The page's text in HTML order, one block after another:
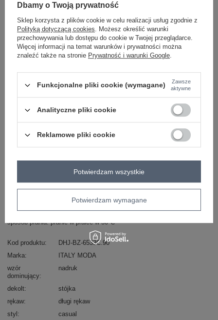
ciemny żółty
One size 2016103134977 -
Zobacz wszystkie kolory (+1)
ZALOGUJ SIĘ I ZOBACZ CENĘ
Pomarańczowa damska bluzka na co dzień Lina
skład materiału: 95% poliester, 5% elastan
sposób prania: pranie w pralce w 30°C
Kod produktu
DHJ-BZ-6533C.90
Marka
ITALY MODA
wzór
dominujący
nadruk
dekolt
stójka
rękaw
długi rękaw
styl
casual
Dbamy o Twoją prywatność
Sklep korzysta z plików cookie w celu realizacji usług zgodnie z
Polityką dotyczącą cookies. Możesz określić warunki
przechowywania lub dostępu do cookie w Twojej przeglądarce.
Więcej informacji na temat warunków i prywatności można
znaleźć także na stronie Prywatność i warunki Google.
Funkcjonalne pliki cookie (wymagane)
Zawsze
aktywne
Analityczne pliki cookie
Reklamowe pliki cookie
Potwierdzam wymagane
Potwierdzam wszystkie